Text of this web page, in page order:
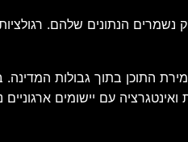
נשמרים הנתונים שלהם.
עם יישומים ארגוניים